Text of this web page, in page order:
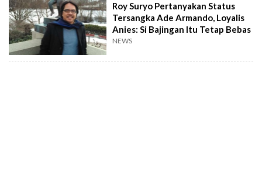
Roy Suryo Pertanyakan Status
Tersangka Ade Armando, Loyalis
Anies: Si Bajingan Itu Tetap Bebas
NEWS